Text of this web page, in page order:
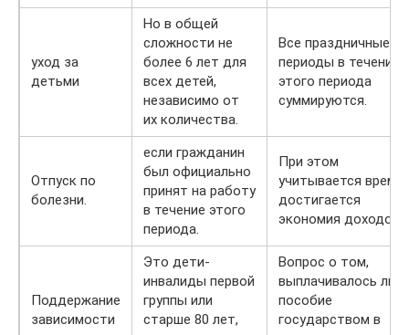
уход за
детьми
Но в общей
сложности не
более 6 лет для
всех детей,
независимо от
их количества.
Все праздничные
периоды в течение
этого периода
суммируются.
Отпуск по
болезни.
если гражданин
был официально
принят на работу
в течение этого
периода.
При этом
учитывается время
достигается
экономия доходов.
Поддержание
зависимости
Это дети-
инвалиды первой
группы или
старше 80 лет,
Вопрос о том,
выплачивалось ли
пособие
государством в